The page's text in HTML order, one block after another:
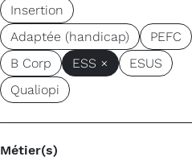
Insertion
Adaptée (handicap)
PEFC
B Corp
ESS ×
ESUS
Qualiopi
Métier(s)